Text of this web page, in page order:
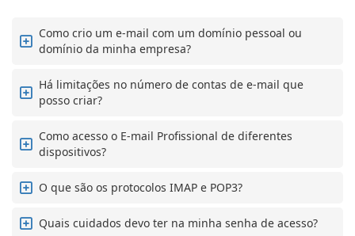
Como crio um e-mail com um domínio pessoal ou
domínio da minha empresa?
Há limitações no número de contas de e-mail que
posso criar?
Como acesso o E-mail Profissional de diferentes
dispositivos?
O que são os protocolos IMAP e POP3?
Quais cuidados devo ter na minha senha de acesso?